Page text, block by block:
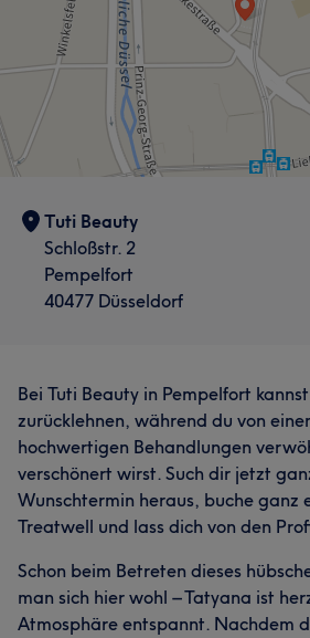
Tuti Beauty
Schloßstr. 2
Pempelfort
40477 Düsseldorf
Bei Tuti Beauty in Pempelfort
zurücklehnen, während du von
hochwertigen Behandlungen
verschönert wirst. Such dir jetzt
Wunschtermin heraus, buche ganz
Treatwell und lass dich von den
Schon beim Betreten dieses
man sich hier wohl – Tatyana ist
Atmosphäre entspannt. Nachdem